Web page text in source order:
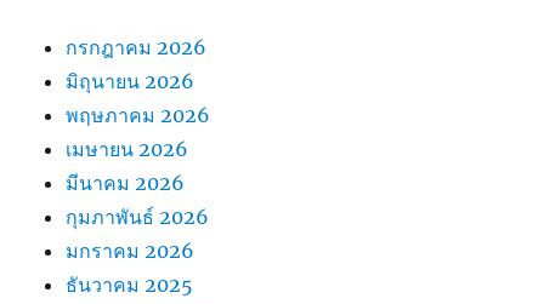
กรกฎาคม 2026
มิถุนายน 2026
พฤษภาคม 2026
เมษายน 2026
มีนาคม 2026
กุมภาพันธ์ 2026
มกราคม 2026
ธันวาคม 2025